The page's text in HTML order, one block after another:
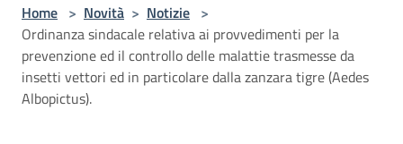
Home > Novità > Notizie >
Ordinanza sindacale relativa ai provvedimenti per la
prevenzione ed il controllo delle malattie trasmesse da
insetti vettori ed in particolare dalla zanzara tigre (Aedes
Albopictus).